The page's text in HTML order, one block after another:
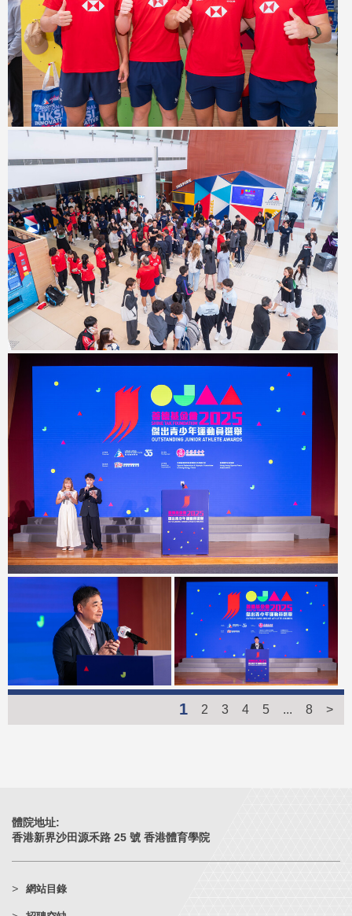
1 2 3 4 5 ... 8 >
體院地址:
香港新界沙田源禾路 25 號 香港體育學院
網站目錄